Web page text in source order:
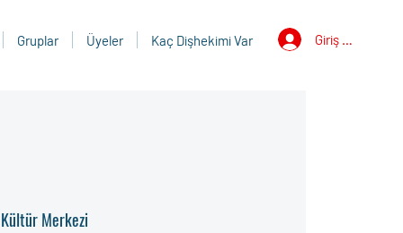
Gruplar Üyeler Kaç Dişhekimi Var Giriş Yap
Merkezi